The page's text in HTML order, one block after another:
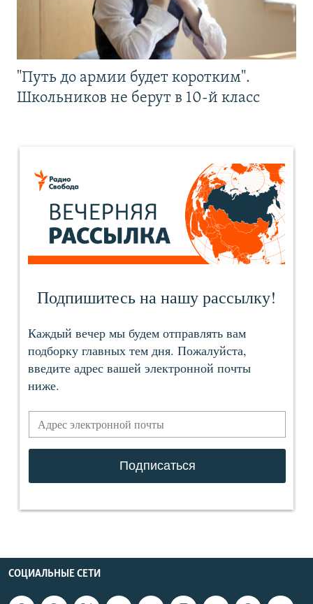
"Путь до армии будет коротким".
Школьников не берут в 10-й класс
СОЦИАЛЬНЫЕ СЕТИ